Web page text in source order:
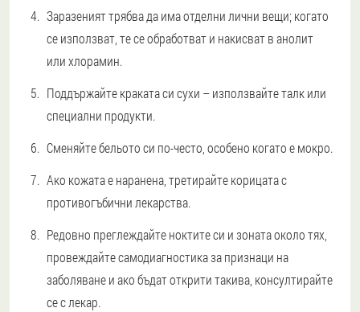
Заразеният трябва да има отделни лични вещи; когато
се използват, те се обработват и накисват в анолит
или хлорамин.
Поддържайте краката си сухи – използвайте талк или
специални продукти.
Сменяйте бельото си по-често, особено когато е мокро.
Ако кожата е наранена, третирайте корицата с
противогъбични лекарства.
Редовно преглеждайте ноктите си и зоната около тях,
провеждайте самодиагностика за признаци на
заболяване и ако бъдат открити такива, консултирайте
се с лекар.